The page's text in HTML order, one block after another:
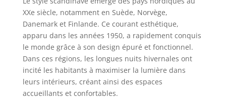
XXe siècle, notamment en Suède, Norvège,
Danemark et Finlande. Ce courant esthétique,
apparu dans les années 1950, a rapidement conquis
le monde grâce à son design épuré et fonctionnel.
Dans ces régions, les longues nuits hivernales ont
incité les habitants à maximiser la lumière dans
leurs intérieurs, créant ainsi des espaces
accueillants et confortables.